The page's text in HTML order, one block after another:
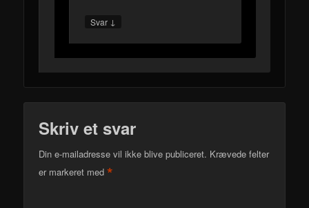
Svar ↓
Skriv et svar
Din e-mailadresse vil ikke blive publiceret. Krævede felter
er markeret med*